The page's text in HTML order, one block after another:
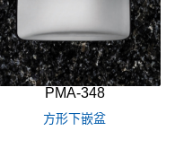
PMA-348
方形下嵌盆